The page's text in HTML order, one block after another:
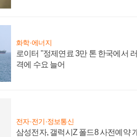
화학·에너지
로이터 "정제연료 3만 톤 한국에서
격에 수요 늘어
전자·전기·정보통신
삼성전자, 갤럭시Z 폴드8 사전예약